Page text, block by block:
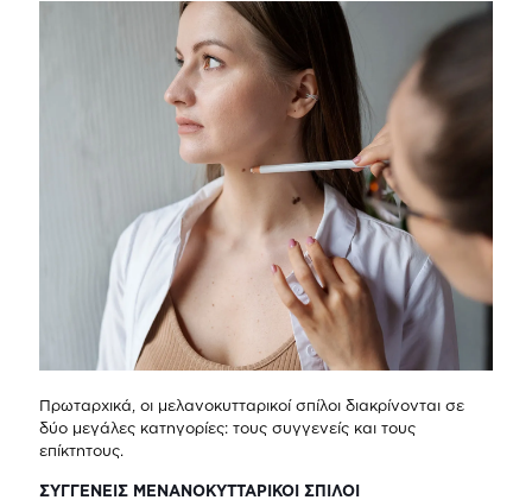
Πρωταρχικά, οι μελανοκυτταρικοί σπίλοι διακρίνονται σε
δύο μεγάλες κατηγορίες: τους συγγενείς και τους
επίκτητους.
ΣΥΓΓΕΝΕΙΣ ΜΕΝΑΝΟΚΥΤΤΑΡΙΚΟΙ ΣΠΙΛΟΙ